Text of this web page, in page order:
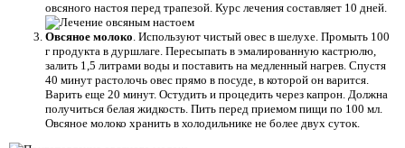
овсяного настоя перед трапезой. Курс лечения составляет 10 дней.
Овсяное молоко . Используют чистый овес в шелухе. Промыть 100
г продукта в дуршлаге. Пересыпать в эмалированную кастрюлю,
залить 1,5 литрами воды и поставить на медленный нагрев. Спустя
40 минут растолочь овес прямо в посуде, в которой он варится.
Варить еще 20 минут. Остудить и процедить через капрон. Должна
получиться белая жидкость. Пить перед приемом пищи по 100 мл.
Овсяное молоко хранить в холодильнике не более двух суток.